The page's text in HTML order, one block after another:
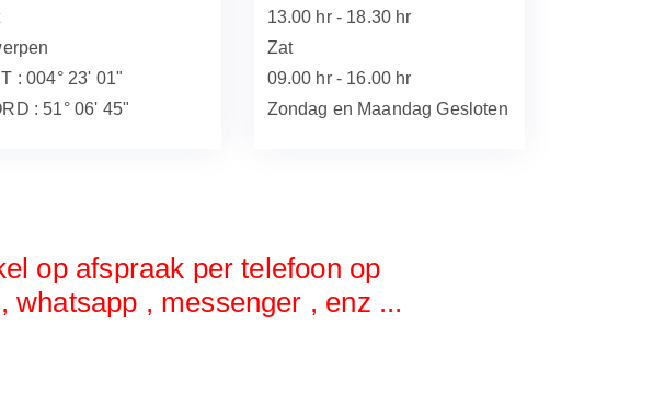
: 004° 23' 01"
: 51° 06' 45"
13.00 hr - 18.30 hr
Zat
09.00 hr - 16.00 hr
Zondag en Maandag Gesloten
op afspraak per telefoon op
whatsapp , messenger , enz ...